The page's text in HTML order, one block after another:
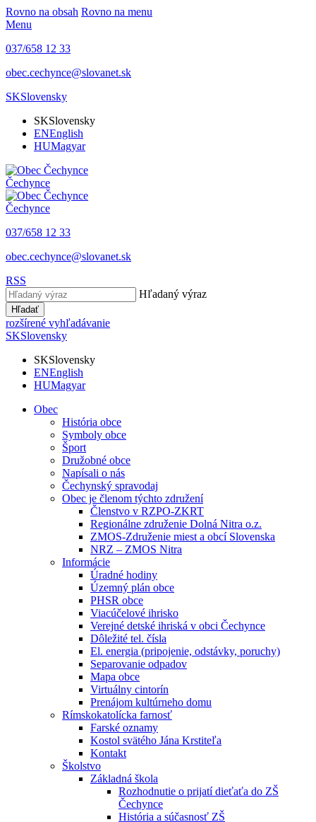
Rovno na obsah Rovno na menu
Menu
037/658 12 33
obec.cechynce@slovanet.sk
SKSlovensky
SKSlovensky
ENEnglish
HUMagyar
Čechynce
Čechynce
037/658 12 33
obec.cechynce@slovanet.sk
RSS
Hľadaný výraz
Hľadať
rozšírené vyhľadávanie
SKSlovensky
SKSlovensky
ENEnglish
HUMagyar
Obec
História obce
Symboly obce
Šport
Družobné obce
Napísali o nás
Čechynský spravodaj
Obec je členom týchto združení
Členstvo v RZPO-ZKRT
Regionálne združenie Dolná Nitra o.z.
ZMOS-Združenie miest a obcí Slovenska
NRZ – ZMOS Nitra
Informácie
Úradné hodiny
Územný plán obce
PHSR obce
Viacúčelové ihrisko
Verejné detské ihriská v obci Čechynce
Dôležité tel. čísla
El. energia (pripojenie, odstávky, poruchy)
Separovanie odpadov
Mapa obce
Virtuálny cintorín
Prenájom kultúrneho domu
Rímskokatolícka farnosť
Farské oznamy
Kostol svätého Jána Krstiteľa
Kontakt
Školstvo
Základná škola
Rozhodnutie o prijatí dieťaťa do ZŠ
Čechynce
História a súčasnosť ZŠ